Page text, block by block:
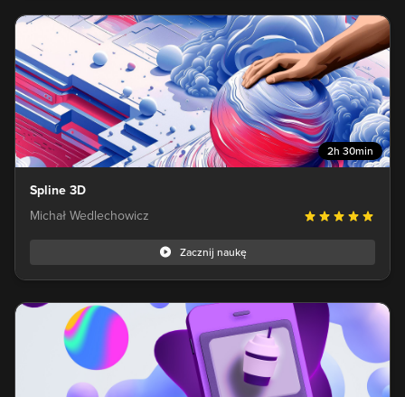
2h 30min
Spline 3D
Michał Wedlechowicz
Zacznij naukę